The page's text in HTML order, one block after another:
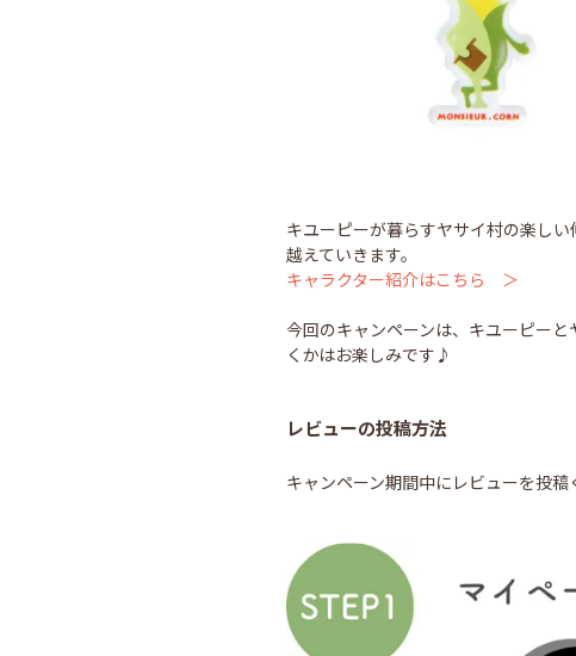
キユーピーが暮らすヤサイ村の楽し
越えていきます。
キャラクター紹介はこちら ＞
今回のキャンペーンは、キユーピー
くかはお楽しみです♪
レビューの投稿方法
キャンペーン期間中にレビューを投